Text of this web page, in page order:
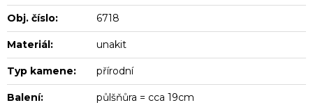
Obj. číslo: 6718
Materiál: unakit
Typ kamene: přírodní
Balení: půlšňůra = cca 19cm